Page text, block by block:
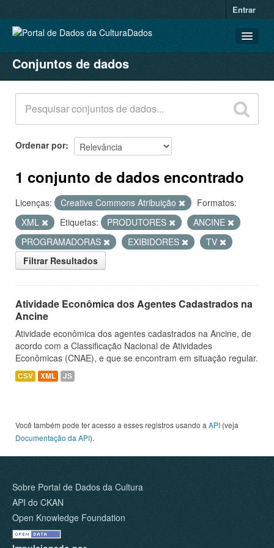
Entrar
CONJUNTOS DE DADOS
ORGANIZAÇÕES
GRUPOS
SOBRE
Conjuntos de dados
Ordenar por
1 conjunto de dados encontrado
Licenças: Creative Commons Atribuição
Formatos:
XML
Etiquetas: PRODUTORES
ANCINE
PROGRAMADORAS
EXIBIDORES
TV
Filtrar Resultados
Atividade Econômica dos Agentes Cadastrados na
Ancine
Atividade econômica dos agentes cadastrados na Ancine, de
acordo com a Classificação Nacional de Atividades
Econômicas (CNAE), e que se encontram em situação regular.
CSV XML JS
Você também pode ter acesso a esses registros usando a API (veja
Documentação da API).
Sobre Portal de Dados da Cultura
API do CKAN
Open Knowledge Foundation